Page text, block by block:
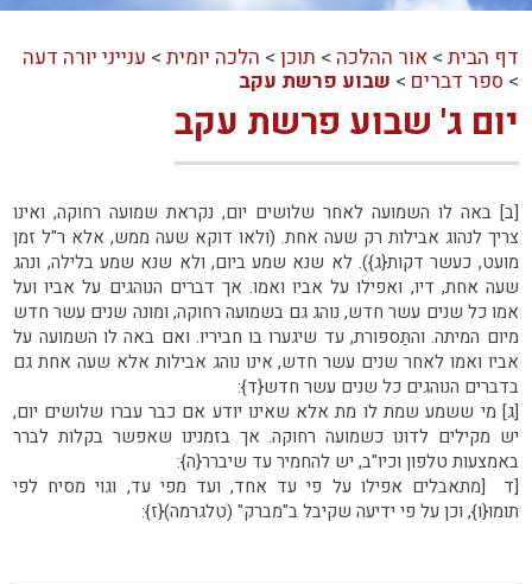
דף הבית >אור ההלכה > תוכן > הלכה יומית > ענייני יורה דעה
> ספר דברים > שבוע פרשת עקב
יום ג' שבוע פרשת עקב
[ב] באה לו השמועה לאחר שלושים יום, נקראת שמועה רחוקה, ואינו
צריך לנהוג אבילות רק שעה אחת. (ולאו דוקא שעה ממש, אלא ר"ל זמן
מועט, כעשר דקות{ג}). לא שנא שמע ביום, ולא שנא שמע בלילה, ונהג
שעה אחת, דיו, ואפילו על אביו ואמו. אך דברים הנוהגים על אביו ועל
אמו כל שנים עשר חדש, נוהג גם בשמועה רחוקה, ומונה שנים עשר חדש
מיום המיתה. והתַּספורת, עד שיגערו בו חביריו. ואם באה לו השמועה על
אביו ואמו לאחר שנים עשר חדש, אינו נוהג אבילות אלא שעה אחת גם
בדברים הנוהגים כל שנים עשר חדש{ד}:
[ג] מי ששמע שמת לו מת אלא שאינו יודע אם כבר עברו שלושים יום,
יש מקילים לדונו כשמועה רחוקה. אך בזמנינו שאפשר בקלות לברר
באמצעות טלפון וכיו"ב, יש להחמיר עד שיברר{ה}:
[ד [מתאבלים אפילו על פי עד אחד, ועד מפי עד, וגוי מסיח לפי
תומו{ו}, וכן על פי ידיעה שקיבל ב"מברק" (טלגרמה){ז}: